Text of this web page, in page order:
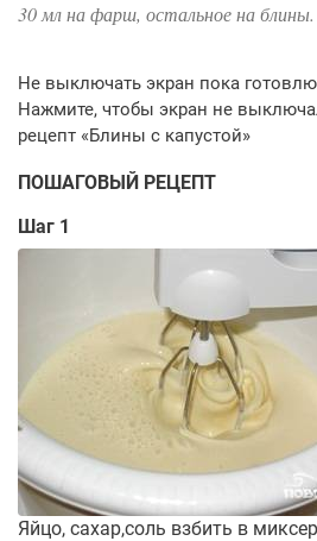
30 мл на фарш, остальное на блины.
ПОШАГОВЫЙ РЕЦЕПТ
Шаг 1
Яйцо, сахар,соль взбить в